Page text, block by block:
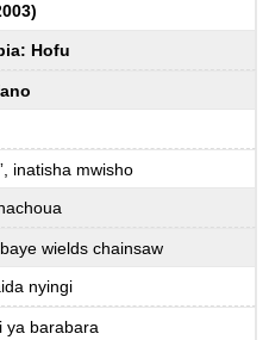
Hofu
inatisha mwisho
wields chainsaw
nyingi
ya barabara